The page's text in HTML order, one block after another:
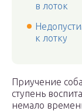
в лоток
к лотку
Приучение
ступень
немало